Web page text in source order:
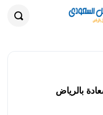
بالرياض